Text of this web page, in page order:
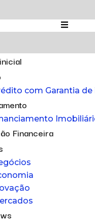
com Garantia de
Financeira